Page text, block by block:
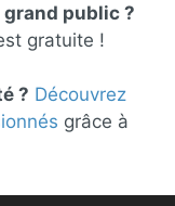
public ?
gratuite !
? Découvrez
grâce à